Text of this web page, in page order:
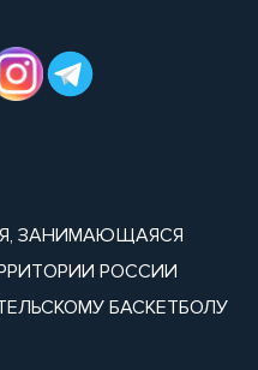
ЗАНИМАЮЩАЯСЯ
РОССИИ
БАСКЕТБОЛУ